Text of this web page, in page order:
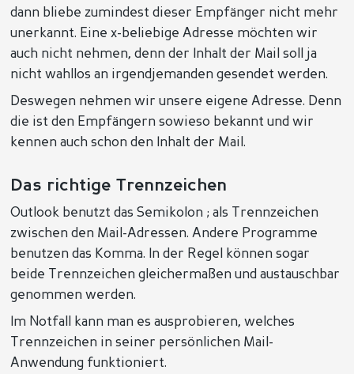
dann bliebe zumindest dieser Empfänger nicht mehr
unerkannt. Eine x-beliebige Adresse möchten wir
auch nicht nehmen, denn der Inhalt der Mail soll ja
nicht wahllos an irgendjemanden gesendet werden.
Deswegen nehmen wir unsere eigene Adresse. Denn
die ist den Empfängern sowieso bekannt und wir
kennen auch schon den Inhalt der Mail.
Das richtige Trennzeichen
Outlook benutzt das Semikolon ; als Trennzeichen
zwischen den Mail-Adressen. Andere Programme
benutzen das Komma. In der Regel können sogar
beide Trennzeichen gleichermaßen und austauschbar
genommen werden.
Im Notfall kann man es ausprobieren, welches
Trennzeichen in seiner persönlichen Mail-
Anwendung funktioniert.